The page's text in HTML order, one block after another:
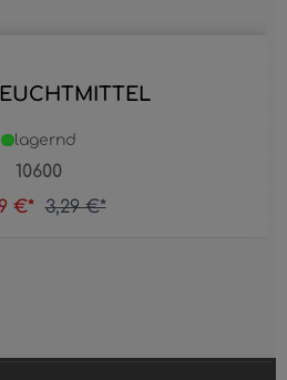
10600
lagernd
€* 3,29 €*